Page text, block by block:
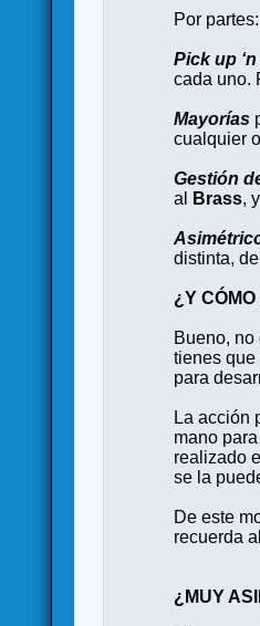
Por partes:
Pick up
cada uno.
Mayorías
cualquier
Gestión
al
Brass,
distinta,
¿Y
Bueno,
tienes que
para
La acción
mano
realizado
se la
De este
recuerda al
¿MUY